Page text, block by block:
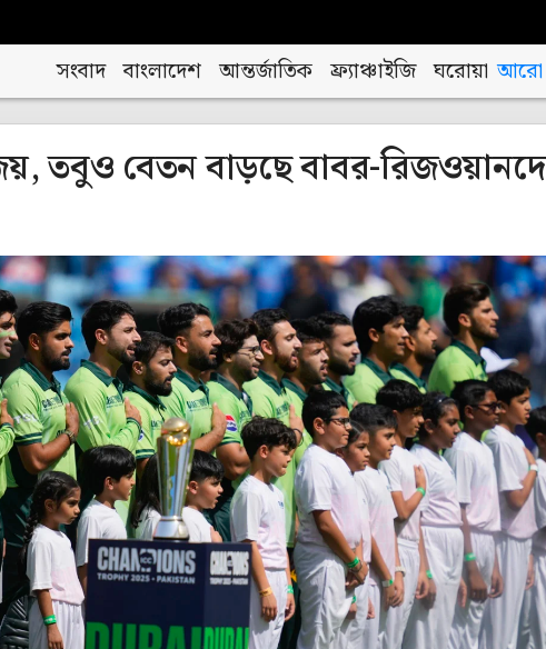
সংবাদ বাংলাদেশ আন্তর্জাতিক ফ্র্যাঞ্চাইজি ঘরোয়া আরো
তবুও বেতন বাড়ছে বাবর-